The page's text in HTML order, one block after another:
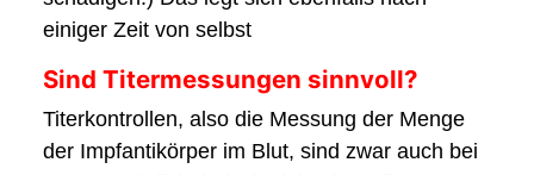
einiger Zeit von selbst
Sind Titermessungen sinnvoll?
Titerkontrollen, also die Messung der Menge
der Impfantikörper im Blut, sind zwar auch bei